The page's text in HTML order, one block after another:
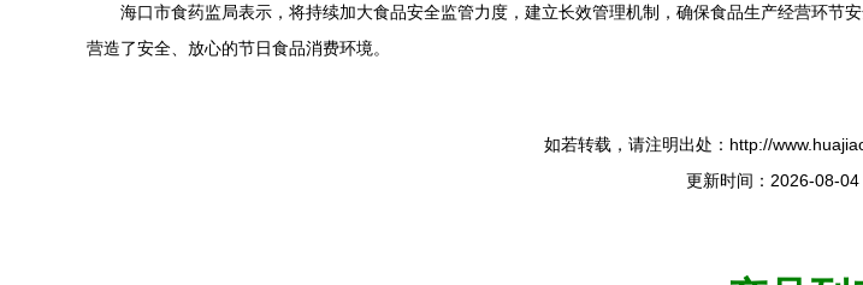
海口市食药监局表示，将持续加大食品安全监管力度，建立长效管理机制，确保食品生产经营环
营造了安全、放心的节日食品消费环境。
如若转载，请注明出处：http://
更新时间：2026-08-